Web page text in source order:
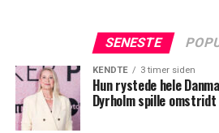
SENESTE
KENDTE 3 timer siden
Hun rystede hele
Dyrholm spille